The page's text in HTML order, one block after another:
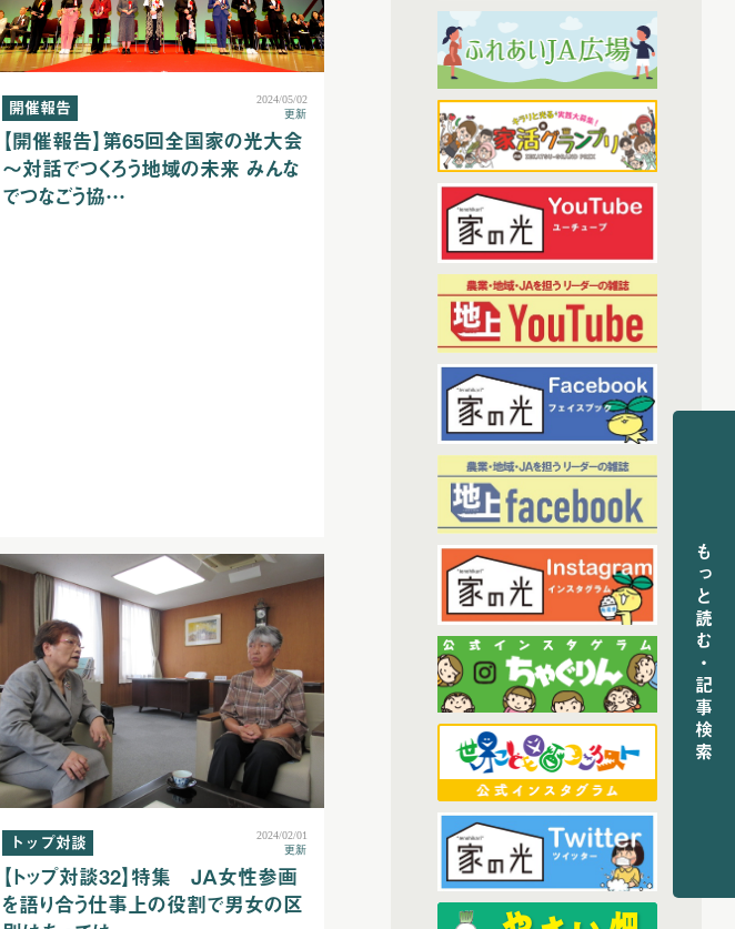
開催報告
2024/05/02
更新
【開催報告】第65回全国家の光大会
～対話でつくろう地域の未来 みんな
でつなごう協…
トップ対談
2024/02/01
更新
【トップ対談32】特集 ＪＡ女性参画
を語り合う仕事上の役割で男女の区
2023年4月配信(6)
2023年5月配信(6)
2023年6月配信(5)
2023年7月配信(6)
2023年8月配信(6)
2023年9月配信(6)
2023年10月配信(6)
2023年11月配信
2023年12月配信(6)
2024年配信 (70)
2024年1月配信 (6)
2024年2月配信(7)
2024年3月配信(6)
2024年4月配信(6)
2024年5月配信 (6)
2024年6月配信(5)
2024年7月配信 (6)
2024年8月配信(6)
2024年9月配信 (6)
2024年10月配信(6)
2024年11月配信(5)
2024年12月配信(5)
2025年配信(68)
2025年11月配信(6)
2025年12月配信(5)
2025年8月配信
開催報告 (38)
あなたの声をお寄せください(1)
その他(1)
アーカイブ(7)
現代に語り継ぐ賀川豊彦とハル
トップ対談アーカイブ(1)
もっと読む・記事検索